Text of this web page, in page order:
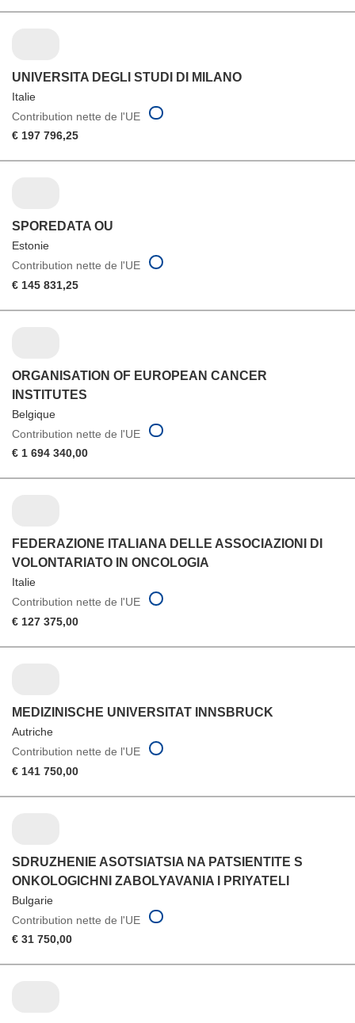
UNIVERSITA DEGLI STUDI DI MILANO
Italie
Contribution nette de l'UE
€ 197 796,25
SPOREDATA OU
Estonie
Contribution nette de l'UE
€ 145 831,25
ORGANISATION OF EUROPEAN CANCER
INSTITUTES
Belgique
Contribution nette de l'UE
€ 1 694 340,00
FEDERAZIONE ITALIANA DELLE ASSOCIAZIONI DI
VOLONTARIATO IN ONCOLOGIA
Italie
Contribution nette de l'UE
€ 127 375,00
MEDIZINISCHE UNIVERSITAT INNSBRUCK
Autriche
Contribution nette de l'UE
€ 141 750,00
SDRUZHENIE ASOTSIATSIA NA PATSIENTITE S
ONKOLOGICHNI ZABOLYAVANIA I PRIYATELI
Bulgarie
Contribution nette de l'UE
€ 31 750,00